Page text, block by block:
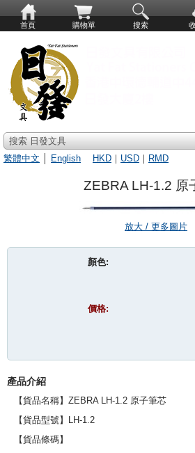
首頁 購物單 搜索
搜索 日發文具
繁體中文
English HKD ｜ USD ｜ RMD
ZEBRA LH-1.2 原
放大 / 更多圖片
顏色:
價格:
產品介紹
【貨品名稱】ZEBRA LH-1.2 原子筆芯
【貨品型號】LH-1.2
【貨品條碼】